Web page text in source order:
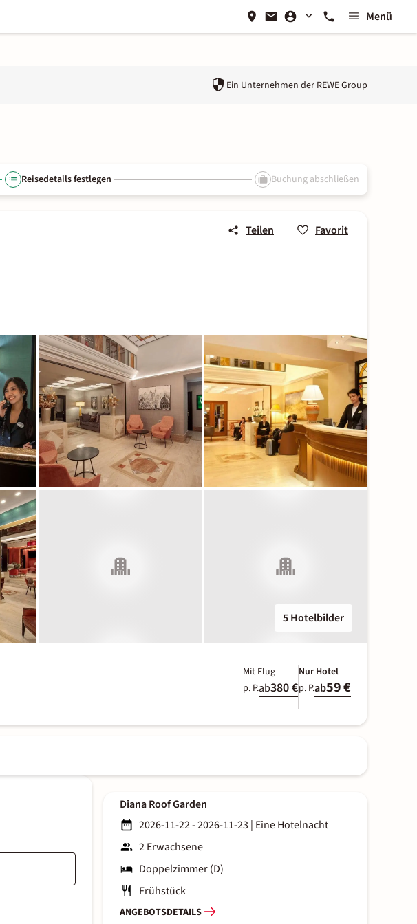
Menü
Ein Unternehmen der REWE Group
Reisedetails festlegen Buchung abschließen
Teilen Favorit
5 Hotelbilder
Mit Flug
p. P.ab380 €
Nur Hotel
p. P.ab59 €
Diana Roof Garden
2026-11-22 - 2026-11-23 | Eine Hotelnacht
2 Erwachsene
Doppelzimmer (D)
Frühstück
ANGEBOTSDETAILS